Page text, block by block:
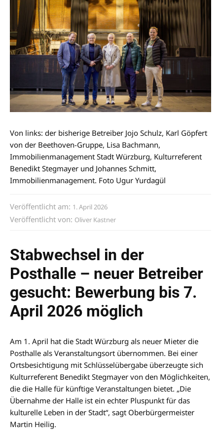
Von links: der bisherige Betreiber Jojo Schulz, Karl Göpfert
von der Beethoven-Gruppe, Lisa Bachmann,
Immobilienmanagement Stadt Würzburg, Kulturreferent
Benedikt Stegmayer und Johannes Schmitt,
Immobilienmanagement. Foto Ugur Yurdagül
Veröffentlicht am: 1. April 2026
Veröffentlicht von: Oliver Kastner
Stabwechsel in der
Posthalle – neuer Betreiber
gesucht: Bewerbung bis 7.
April 2026 möglich
Am 1. April hat die Stadt Würzburg als neuer Mieter die
Posthalle als Veranstaltungsort übernommen. Bei einer
Ortsbesichtigung mit Schlüsselübergabe überzeugte sich
Kulturreferent Benedikt Stegmayer von den Möglichkeiten,
die die Halle für künftige Veranstaltungen bietet. „Die
Übernahme der Halle ist ein echter Pluspunkt für das
kulturelle Leben in der Stadt“, sagt Oberbürgermeister
Martin Heilig.